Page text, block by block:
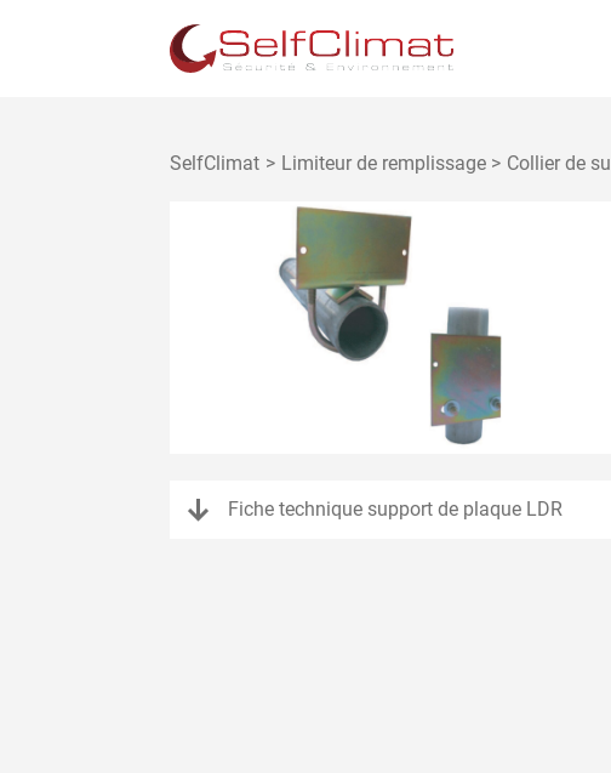
SelfClimat Limiteur de remplissage Collier de
Fiche technique support de plaque LDR